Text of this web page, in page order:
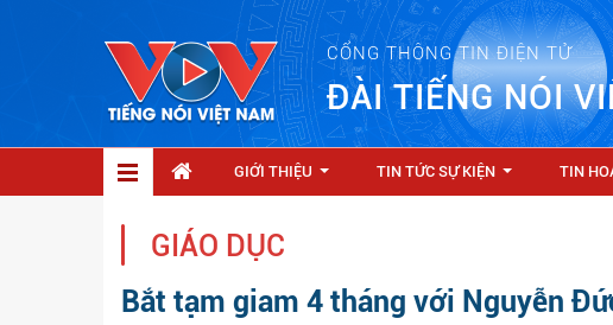
CỔNG THÔNG TIN ĐIỆN TỬ
ĐÀI TIẾNG NÓI
GIỚI THIỆU TIN TỨC SỰ KIỆN TIN
GIÁO DỤC
Bắt tạm giam 4 tháng với Nguyễn